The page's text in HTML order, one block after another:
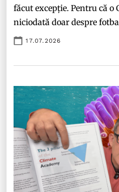
făcut excepție. Pentru că o
niciodată doar despre
17.07.2026